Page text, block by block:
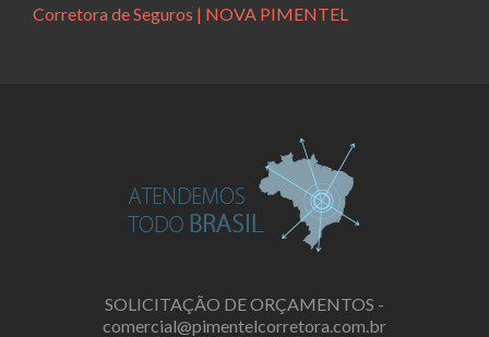
Corretora de Seguros | NOVA PIMENTEL
SOLICITAÇÃO DE ORÇAMENTOS -
comercial@pimentelcorretora.com.br